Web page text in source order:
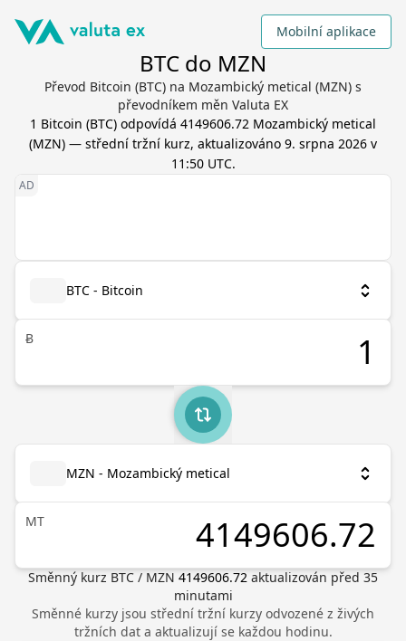
Mobilní aplikace
BTC do MZN
Převod Bitcoin (BTC) na Mozambický metical (MZN) s
převodníkem měn Valuta EX
1 Bitcoin (BTC) odpovídá 4149606.72 Mozambický metical
(MZN) — střední tržní kurz, aktualizováno 9. srpna 2026 v
11:50 UTC.
BTC - Bitcoin
Ƀ
MZN - Mozambický metical
MT
Směnný kurz BTC / MZN 4149606.72 aktualizován před 35
minutami
Směnné kurzy jsou střední tržní kurzy odvozené z živých
tržních dat a aktualizují se každou hodinu.